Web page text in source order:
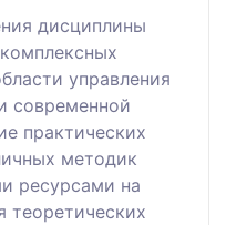
дисциплины
управления
современной
практических
методик
ресурсами на
теоретических